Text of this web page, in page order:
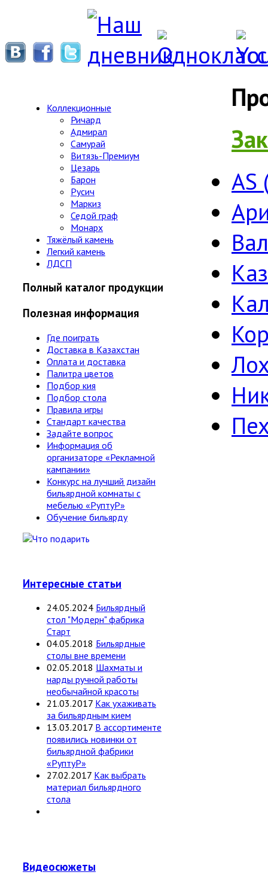
Коллекционные
Ричард
Адмирал
Самурай
Витязь-Премиум
Цезарь
Барон
Русич
Маркиз
Седой граф
Монарх
Тяжёлый камень
Легкий камень
ЛДСП
Полный каталог продукции
Полезная информация
Где поиграть
Доставка в Казахстан
Оплата и доставка
Палитра цветов
Подбор кия
Подбор стола
Правила игры
Стандарт качества
Задайте вопрос
Информация об
организаторе «Рекламной
кампании»
Конкурс на лучший дизайн
бильярдной комнаты с
мебелью «РуптуР»
Обучение бильярду
Интересные статьи
24.05.2024 Бильярдный
стол "Модерн" фабрика
Старт
04.05.2018 Бильярдные
столы вне времени
02.05.2018 Шахматы и
нарды ручной работы
необычайной красоты
21.03.2017 Как ухаживать
за бильярдным кием
13.03.2017 В ассортименте
появились новинки от
бильярдной фабрики
«РуптуР»
27.02.2017 Как выбрать
материал бильярдного
стола
Видеосюжеты
AS